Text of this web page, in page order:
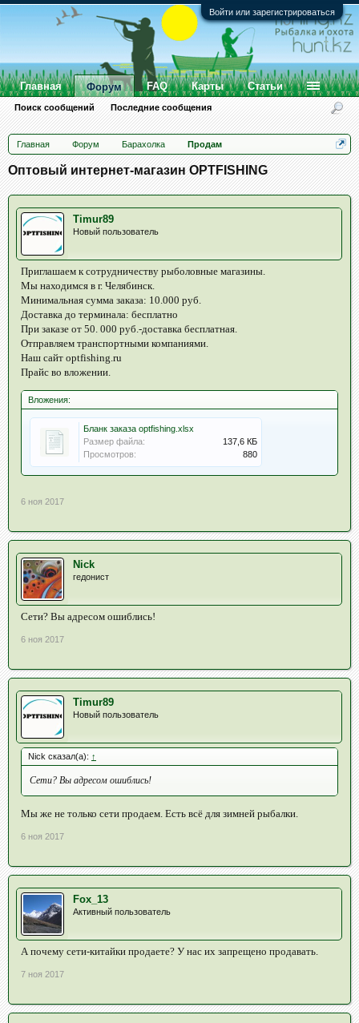
Войти или зарегистрироваться
Главная Форум Барахолка Продам
Оптовый интернет-магазин OPTFISHING
Timur89
Новый пользователь
Приглашаем к сотрудничеству рыболовные магазины.
Мы находимся в г. Челябинск.
Минимальная сумма заказа: 10.000 руб.
Доставка до терминала: бесплатно
При заказе от 50. 000 руб.-доставка бесплатная.
Отправляем транспортными компаниями.
Наш сайт optfishing.ru
Прайс во вложении.
Вложения:
Бланк заказа optfishing.xlsx
Размер файла:
137,6 КБ
Просмотров:
880
6 ноя 2017
Nick
гедонист
Сети? Вы адресом ошиблись!
6 ноя 2017
Timur89
Новый пользователь
Nick сказал(а): ↑
Сети? Вы адресом ошиблись!
Мы же не только сети продаем. Есть всё для зимней рыбалки.
6 ноя 2017
Fox_13
Активный пользователь
А почему сети-китайки продаете? У нас их запрещено продавать.
7 ноя 2017
Главная Форум
Поиск сообщений Последние сообщения
FAQ Карты Статьи